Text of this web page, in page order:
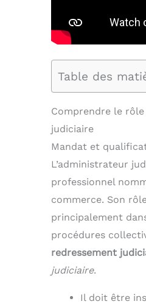
Table des
Comprendre le
judiciaire
Mandat et
L’administrateur
professionnel
commerce. Son
principalement
procédures
redressement
judiciaire.
Il doit être